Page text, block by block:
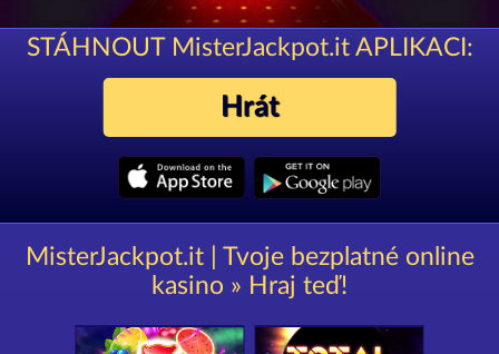
STÁHNOUT MisterJackpot.it APLIKACI:
Hrát
MisterJackpot.it | Tvoje bezplatné online
kasino » Hraj teď!